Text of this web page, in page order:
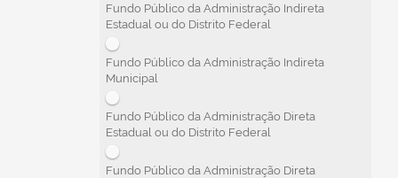
Fundo Público da Administração Indireta
Estadual ou do Distrito Federal
Fundo Público da Administração Indireta
Municipal
Fundo Público da Administração Direta
Estadual ou do Distrito Federal
Fundo Público da Administração Direta